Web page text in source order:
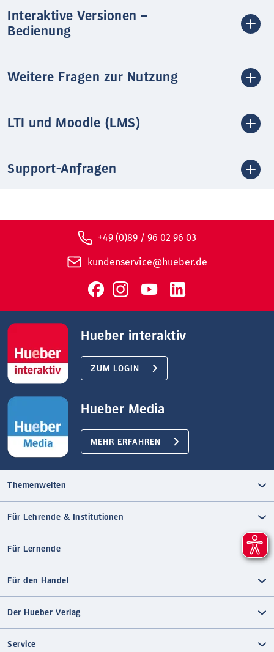
Interaktive Versionen –
Bedienung
Weitere Fragen zur Nutzung
LTI und Moodle (LMS)
Support-Anfragen
+49 (0)89 / 96 02 96 03
kundenservice@hueber.de
Hueber interaktiv
ZUM LOGIN
Hueber Media
MEHR ERFAHREN
Themenwelten
Für Lehrende & Institutionen
Für Lernende
Für den Handel
Der Hueber Verlag
Service